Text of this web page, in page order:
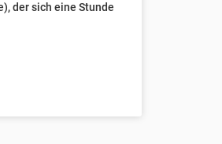
der sich eine Stunde